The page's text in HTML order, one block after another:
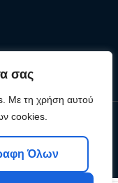
σας
Με τη χρήση αυτού
cookies.
Όλων
by Levelcom